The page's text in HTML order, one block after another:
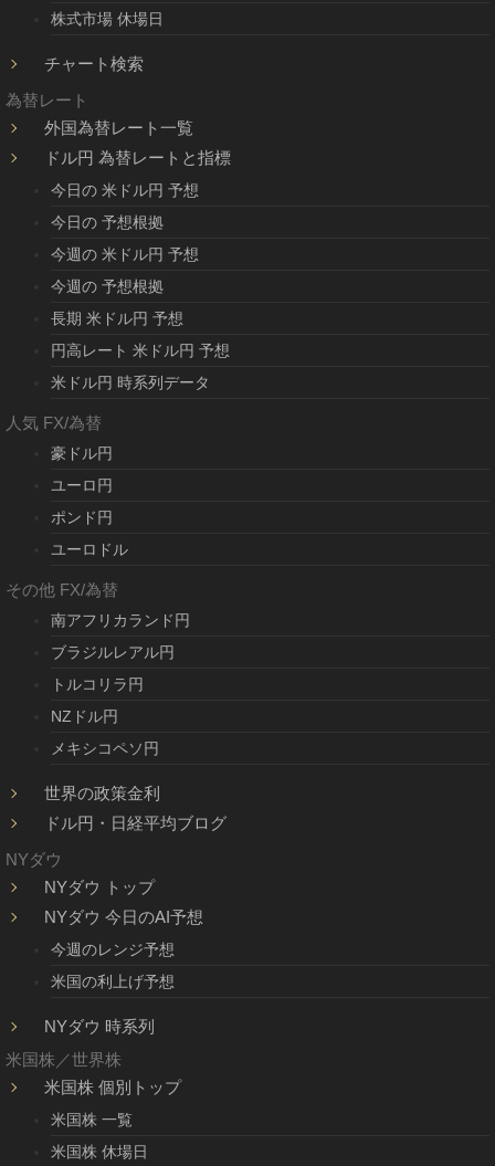
株式市場 休場日
チャート検索
為替レート
外国為替レート一覧
ドル円 為替レートと指標
今日の 米ドル円 予想
今日の 予想根拠
今週の 米ドル円 予想
今週の 予想根拠
長期 米ドル円 予想
円高レート 米ドル円 予想
米ドル円 時系列データ
人気 FX/為替
豪ドル円
ユーロ円
ポンド円
ユーロドル
その他 FX/為替
南アフリカランド円
ブラジルレアル円
トルコリラ円
NZドル円
メキシコペソ円
世界の政策金利
ドル円・日経平均ブログ
NYダウ
NYダウ トップ
NYダウ 今日のAI予想
今週のレンジ予想
米国の利上げ予想
NYダウ 時系列
米国株／世界株
米国株 個別トップ
米国株 一覧
米国株 休場日